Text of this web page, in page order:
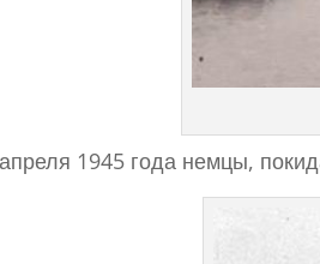
1945 года немцы,